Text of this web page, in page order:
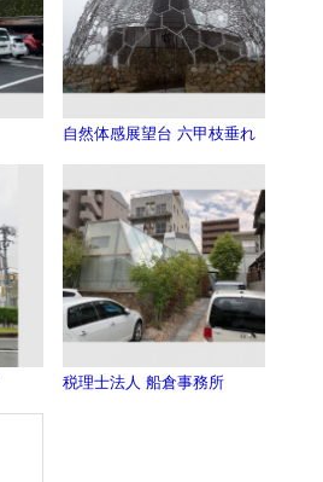
自然体感展望台 六甲枝垂れ
税理士法人 船倉事務所